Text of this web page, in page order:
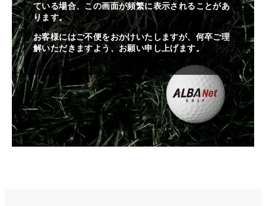
ている場合、この画面が頻繁に表示されることがあ
ります。
お客様にはご不便をおかけいたしますが、何卒ご理
解いただきますよう、お願い申し上げます。